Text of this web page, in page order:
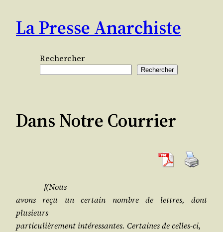
contenu
La Presse Anarchiste
Rechercher
Rechercher
Dans Notre Courrier
[(Nous
avons reçu un cer­tain nombre de lettres, dont
plusieurs
par­ti­cu­liè­re­ment inté­res­santes. Cer­taines de celles-ci,